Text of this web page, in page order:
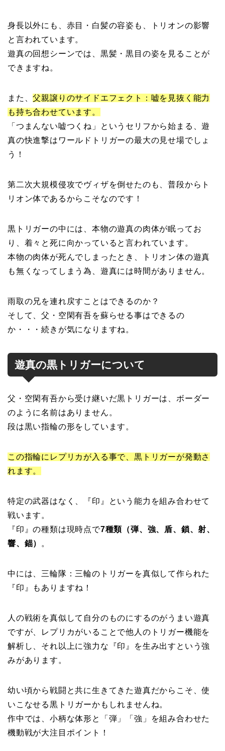
身長以外にも、赤目・白髪の容姿も、トリオンの影響
と言われています。
遊真の回想シーンでは、黒髪・黒目の姿を見ることが
できますね。
また、父親譲りのサイドエフェクト：嘘を見抜く能力
も持ち合わせています。
「つまんない嘘つくね」というセリフから始まる、遊
真の快進撃はワールドトリガーの最大の見せ場でしょ
う！
第二次大規模侵攻でヴィザを倒せたのも、普段からト
リオン体であるからこそなのです！
黒トリガーの中には、本物の遊真の肉体が眠ってお
り、着々と死に向かっていると言われています。
本物の肉体が死んでしまったとき、トリオン体の遊真
も無くなってしまう為、遊真には時間がありません。
雨取の兄を連れ戻すことはできるのか？
そして、父・空閑有吾を蘇らせる事はできるの
か・・・続きが気になりますね。
遊真の黒トリガーについて
父・空閑有吾から受け継いだ黒トリガーは、ボーダー
のように名前はありません。
段は黒い指輪の形をしています。
この指輪にレプリカが入る事で、黒トリガーが発動さ
れます。
特定の武器はなく、『印』という能力を組み合わせて
戦います。
『印』の種類は現時点で7種類（弾、強、盾、鎖、射、
響、錨）
。
中には、三輪隊：三輪のトリガーを真似して作られた
『印』もありますね！
人の戦術を真似して自分のものにするのがうまい遊真
ですが、レプリカがいることで他人のトリガー機能を
解析し、それ以上に強力な『印』を生み出すという強
みがあります。
幼い頃から戦闘と共に生きてきた遊真だからこそ、使
いこなせる黒トリガーかもしれませんね。
作中では、小柄な体形と「弾」「強」を組み合わせた
機動戦が大注目ポイント！